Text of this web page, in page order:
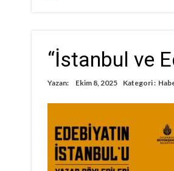
“İstanbul ve
Yazan: Ekim 8, 2025 Kategori :